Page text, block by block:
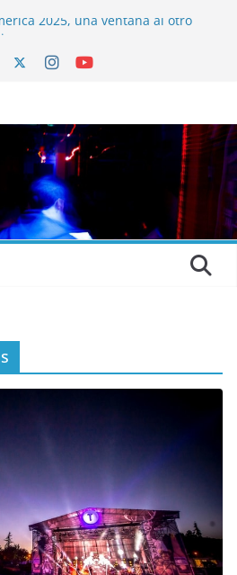
2025, una ventana al otro
2025 propone un menú musical